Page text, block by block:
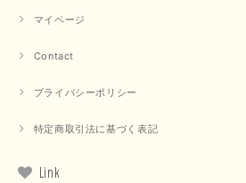
マイページ
Contact
プライバシーポリシー
特定商取引法に基づく表記
Link